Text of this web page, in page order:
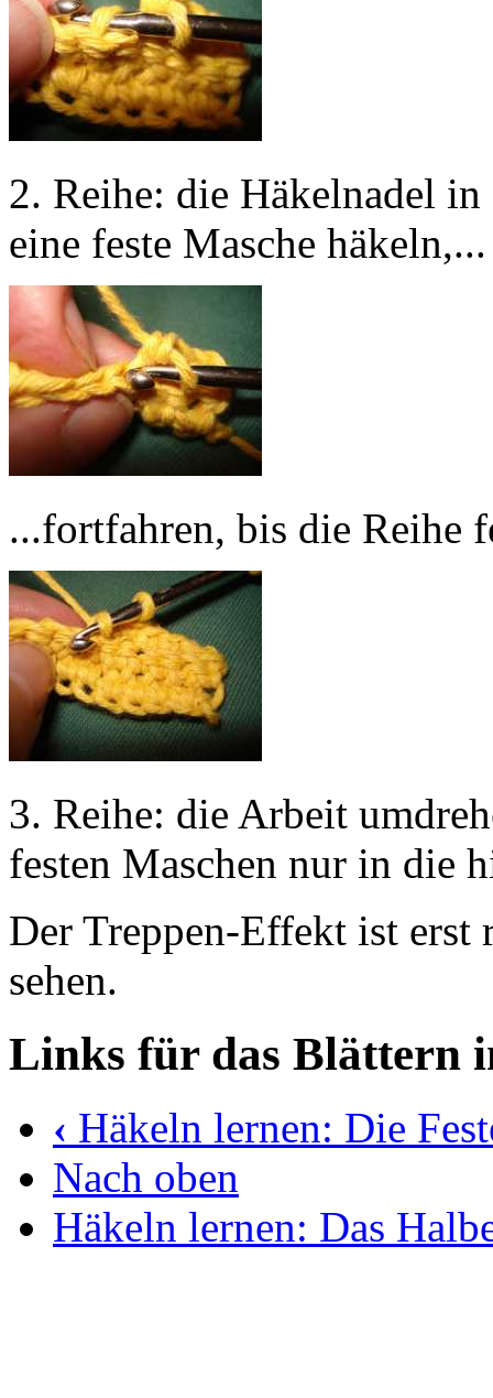
2. Reihe: die Häkelnadel
eine feste Masche häkeln,...
...fortfahren, bis die Reihe
3. Reihe: die Arbeit
festen Maschen nur in die
Der Treppen-Effekt ist erst
sehen.
Links für das Blättern
‹ Häkeln lernen: Die
Nach oben
Häkeln lernen: Das